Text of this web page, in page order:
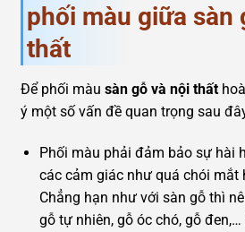
phối màu giữa sàn
thất
Để phối màu sàn gỗ và nội thất
ý một số vấn đề quan trọng sau
Phối màu phải đảm bảo sự hài
các cảm giác như quá chói mắt
Chẳng hạn như với sàn gỗ thì
gỗ tự nhiên, gỗ óc chó, gỗ